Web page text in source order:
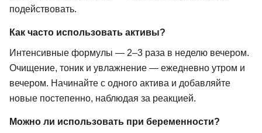
подействовать.
Как часто использовать активы?
Интенсивные формулы — 2–3 раза в неделю вечером.
Очищение, тоник и увлажнение — ежедневно утром и
вечером. Начинайте с одного актива и добавляйте
новые постепенно, наблюдая за реакцией.
Можно ли использовать при беременности?